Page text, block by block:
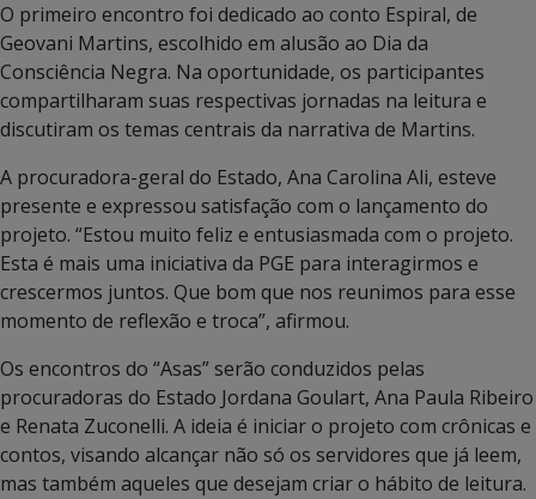
O primeiro encontro foi dedicado ao conto Espiral, de
Geovani Martins, escolhido em alusão ao Dia da
Consciência Negra. Na oportunidade, os participantes
compartilharam suas respectivas jornadas na leitura e
discutiram os temas centrais da narrativa de Martins.
A procuradora-geral do Estado, Ana Carolina Ali, esteve
presente e expressou satisfação com o lançamento do
projeto. “Estou muito feliz e entusiasmada com o projeto.
Esta é mais uma iniciativa da PGE para interagirmos e
crescermos juntos. Que bom que nos reunimos para esse
momento de reflexão e troca”, afirmou.
Os encontros do “Asas” serão conduzidos pelas
procuradoras do Estado Jordana Goulart, Ana Paula Ribeiro
e Renata Zuconelli. A ideia é iniciar o projeto com crônicas e
contos, visando alcançar não só os servidores que já leem,
mas também aqueles que desejam criar o hábito de leitura.